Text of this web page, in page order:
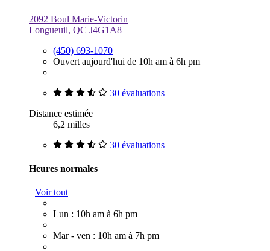
2092 Boul Marie-Victorin
Longueuil, QC J4G1A8
(450) 693-1070
Ouvert aujourd'hui de 10h am à 6h pm
30 évaluations
Distance estimée
6,2 milles
30 évaluations
Heures normales
Voir tout
Lun : 10h am à 6h pm
Mar - ven : 10h am à 7h pm